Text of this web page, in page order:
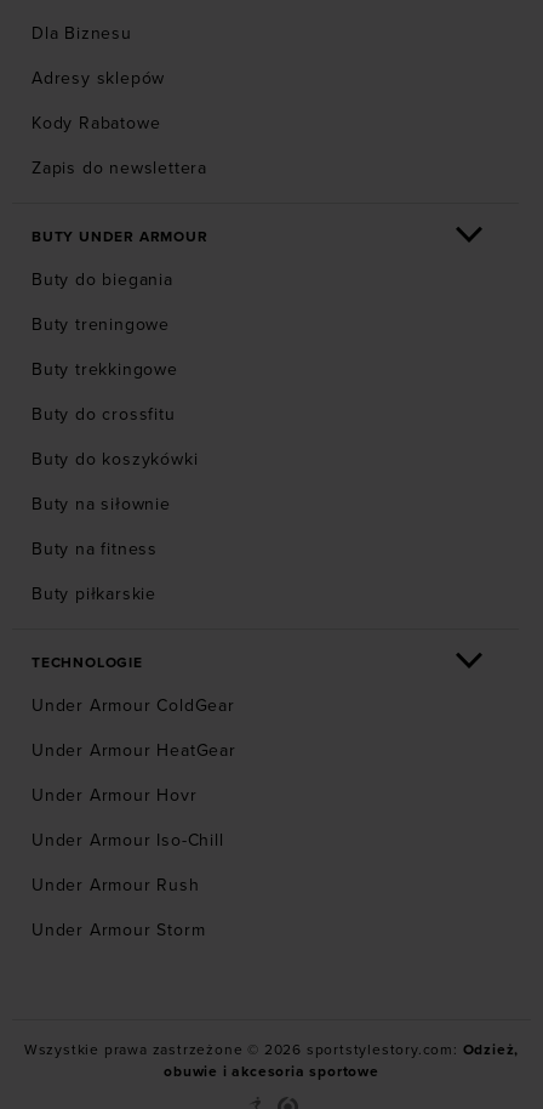
Dla Biznesu
Adresy sklepów
Kody Rabatowe
Zapis do newslettera
BUTY UNDER ARMOUR
Buty do biegania
Buty treningowe
Buty trekkingowe
Buty do crossfitu
Buty do koszykówki
Buty na siłownie
Buty na fitness
Buty piłkarskie
TECHNOLOGIE
Under Armour ColdGear
Under Armour HeatGear
Under Armour Hovr
Under Armour Iso-Chill
Under Armour Rush
Under Armour Storm
Wszystkie prawa zastrzeżone © 2026 sportstylestory.com: Odzież,
obuwie i akcesoria sportowe